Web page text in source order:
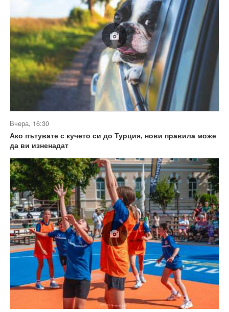
Вчера, 16:30
Ако пътувате с кучето си до Турция, нови правила може
да ви изненадат